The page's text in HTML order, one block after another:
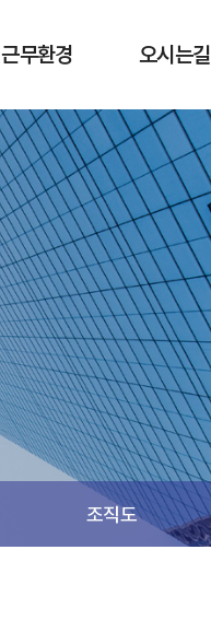
근무환경
복리후생
회사소식
오시는길
오시는길
조직도